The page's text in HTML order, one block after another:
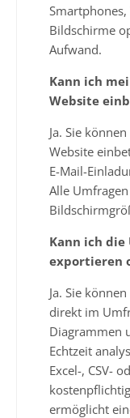
Bildschirme
Aufwand.
Kann ich
Website
Ja. Sie
Website
E-Mail-
Alle
Kann ich die
exportieren
Ja. Sie
direkt im
Diagrammen
Echtzeit
Excel-, CSV-
ermöglicht